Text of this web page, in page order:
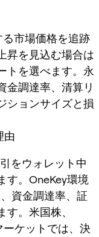
る市場価格を追跡
昇を見込む場合は
トを選べます。永
金調達率、清算リ
ションサイズと損
由
をウォレット中
す。OneKey環境
資金調達率、証
。米国株、
ーケットでは、決